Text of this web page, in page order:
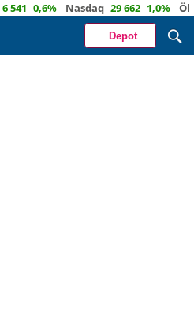
0,6% Nasdaq 29 662 1,0% Öl 83,1
Depot